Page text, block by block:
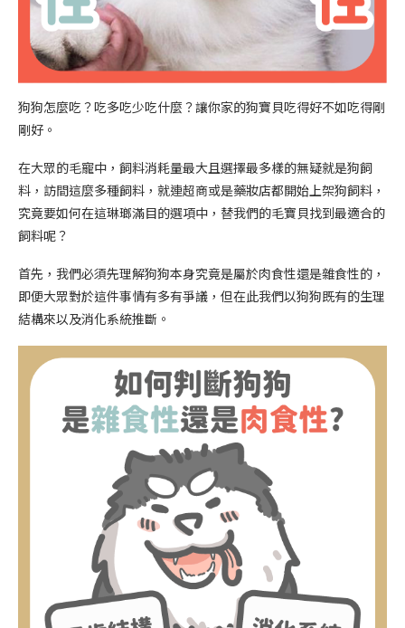
狗狗怎麼吃？吃多吃少吃什麼？讓你家的狗寶貝吃得好不如吃得剛
剛好。
在大眾的毛寵中，飼料消耗量最大且選擇最多樣的無疑就是狗飼
料，訪間這麼多種飼料，就連超商或是藥妝店都開始上架狗飼料，
究竟要如何在這琳瑯滿目的選項中，替我們的毛寶貝找到最適合的
飼料呢？
首先，我們必須先理解狗狗本身究竟是屬於肉食性還是雜食性的，
即便大眾對於這件事情有多有爭議，但在此我們以狗狗既有的生理
結構來以及消化系統推斷。